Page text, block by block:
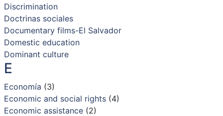
Discrimination
Doctrinas sociales
Documentary films-El Salvador
Domestic education
Dominant culture
E
Economía (3)
Economic and social rights(4)
Economic assistance(2)